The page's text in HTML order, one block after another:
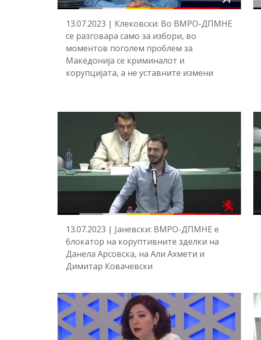
13.07.2023 | Клековски: Во ВМРО-ДПМНЕ
се разговара само за избори, во
моментов поголем проблем за
Македонија се криминалот и
корупцијата, а не уставните измени
13.07.2023 | Јаневски: ВМРО-ДПМНЕ е
блокатор на коруптивните зделки на
Данела Арсовска, на Али Ахмети и
Димитар Ковачевски